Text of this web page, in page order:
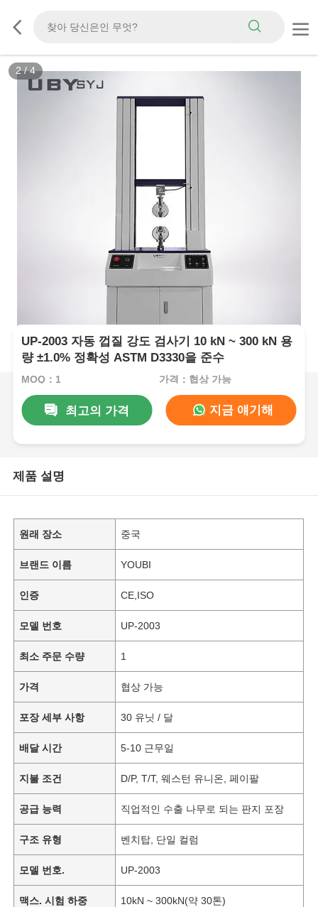
2/4
UP-2003 자동 껍질 강도 검사기 10 kN ~ 300 kN 용
량 ±1.0% 정확성 ASTM D3330을 준수
MOQ：1 가격：협상 가능
최고의 가격 지금 얘기해
제품 설명
원래 장소 중국
브랜드 이름 YOUBI
인증 CE,ISO
모델 번호 UP-2003
최소 주문 수량 1
가격 협상 가능
포장 세부 사항 30 유닛 / 달
배달 시간 5-10 근무일
지불 조건 D/P, T/T, 웨스턴 유니온, 페이팔
공급 능력 직업적인 수출 나무로 되는 판지 포장
구조 유형 벤치탑, 단일 컬럼
모델 번호. UP-2003
맥스. 시험 하중 10kN ~ 300kN(약 30톤)